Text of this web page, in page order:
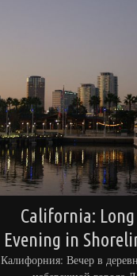
California: Long
Evening in
Калифорния: Вечер в